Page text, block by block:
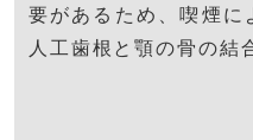
要があるため、喫煙に
人工歯根と顎の骨の結